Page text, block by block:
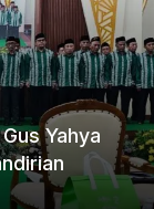
Hasilkan